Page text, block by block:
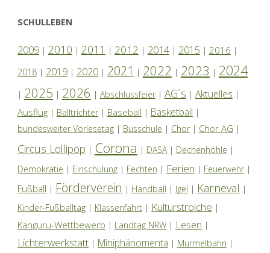
SCHULLEBEN
2009| 2010 | 2011 | 2012 | 2014| 2015 | 2016 |
2018| 2019| 2020| 2021 | 2022 | 2023 | 2024
| 2025 | 2026 | Abschlussfeier| AG´s | Aktuelles |
Ausflug| Balltrichter| Baseball | Basketball |
bundesweiter Vorlesetag| Busschule | Chor| Chor AG |
Circus Lollipop | Corona | DASA| Dechenhöhle |
Demokratie | Einschulung| Fechten | Ferien | Feuerwehr|
Fußball | Förderverein | Handball | Igel | Karneval |
Kinder-Fußballtag| Klassenfahrt| Kulturstrolche |
Känguru-Wettbewerb | Landtag NRW| Lesen |
Lichterwerkstatt| Miniphänomenta | Murmelbahn |